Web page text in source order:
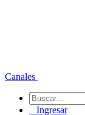
Canales
Ingresar